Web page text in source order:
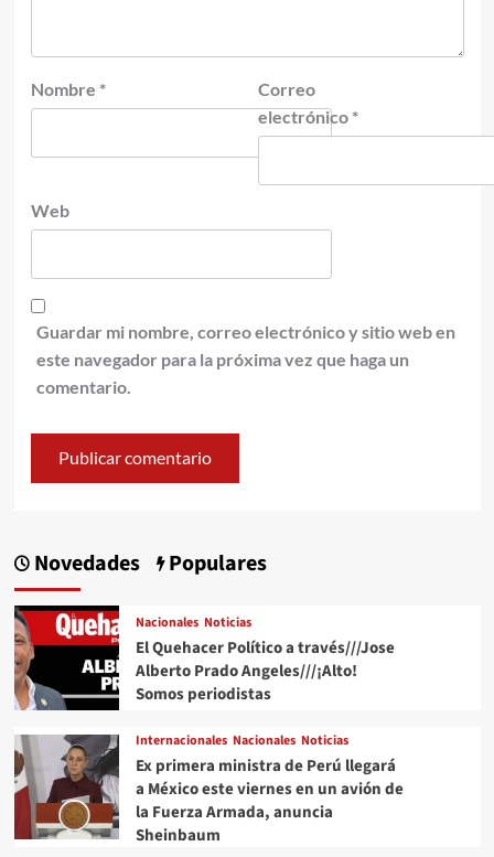
Nombre *
Correo
electrónico *
Web
Guardar mi nombre, correo electrónico y sitio web en
este navegador para la próxima vez que haga un
comentario.
Novedades Populares
Nacionales Noticias
El Quehacer Político a través///Jose
Alberto Prado Angeles///¡Alto!
Somos periodistas
Internacionales Nacionales Noticias
Ex primera ministra de Perú llegará
a México este viernes en un avión de
la Fuerza Armada, anuncia
Sheinbaum